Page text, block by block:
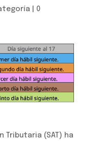
0
Tributaria (SAT) ha